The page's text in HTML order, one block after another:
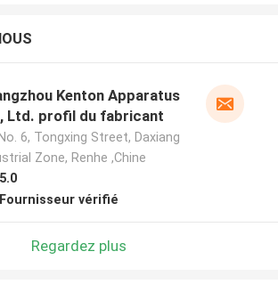
Kenton Apparatus
Ltd. profil du fabricant
No. 6, Tongxing Street, Daxiang
Zone, Renhe ,Chine
5.0
Fournisseur vérifié
Regardez plus